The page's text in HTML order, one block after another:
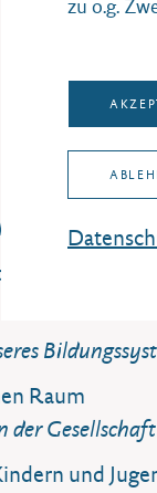
für alle
Ehrenamts
Raum
der Gesellschaft
und
zu o.g.